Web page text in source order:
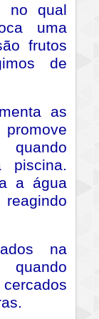
no qual
uma
frutos
de
as
piscina.
a água
na
quando